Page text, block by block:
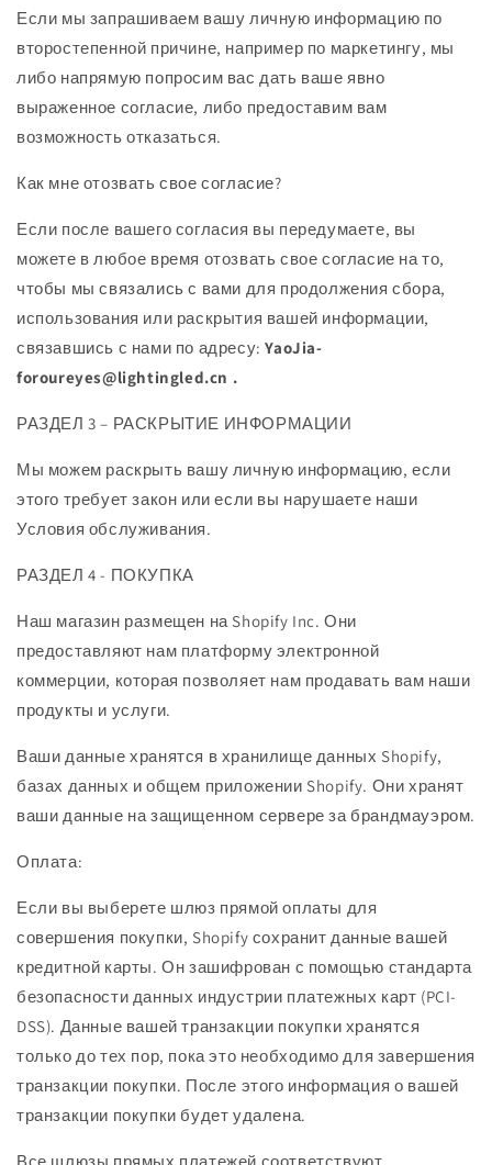
Если мы запрашиваем вашу личную информацию по
второстепенной причине, например по маркетингу, мы
либо напрямую попросим вас дать ваше явно
выраженное согласие, либо предоставим вам
возможность отказаться.
Как мне отозвать свое согласие?
Если после вашего согласия вы передумаете, вы
можете в любое время отозвать свое согласие на то,
чтобы мы связались с вами для продолжения сбора,
использования или раскрытия вашей информации,
связавшись с нами по адресу: YaoJia-
foroureyes@lightingled.cn .
РАЗДЕЛ 3 – РАСКРЫТИЕ ИНФОРМАЦИИ
Мы можем раскрыть вашу личную информацию, если
этого требует закон или если вы нарушаете наши
Условия обслуживания.
РАЗДЕЛ 4 - ПОКУПКА
Наш магазин размещен на Shopify Inc. Они
предоставляют нам платформу электронной
коммерции, которая позволяет нам продавать вам наши
продукты и услуги.
Ваши данные хранятся в хранилище данных Shopify,
базах данных и общем приложении Shopify. Они хранят
ваши данные на защищенном сервере за брандмауэром.
Оплата:
Если вы выберете шлюз прямой оплаты для
совершения покупки, Shopify сохранит данные вашей
кредитной карты. Он зашифрован с помощью стандарта
безопасности данных индустрии платежных карт (PCI-
DSS). Данные вашей транзакции покупки хранятся
только до тех пор, пока это необходимо для завершения
транзакции покупки. После этого информация о вашей
транзакции покупки будет удалена.